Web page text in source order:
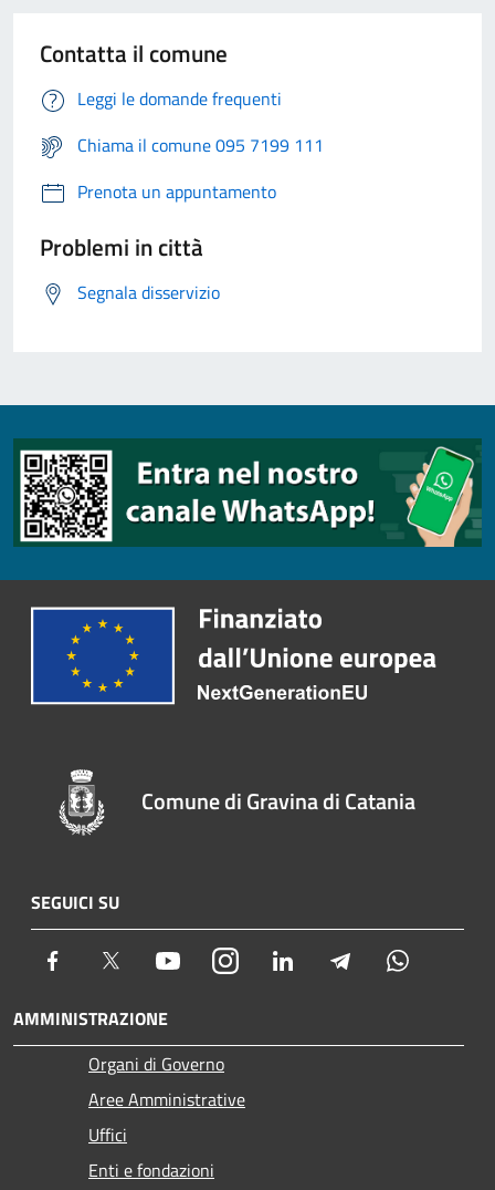
Contatta il comune
Leggi le domande frequenti
Chiama il comune 095 7199 111
Prenota un appuntamento
Problemi in città
Segnala disservizio
Comune di Gravina di Catania
SEGUICI SU
Facebook Twitter YoutubeInstagram LinkedIn Telegram
AMMINISTRAZIONE
Organi di Governo
Aree Amministrative
Uffici
Enti e fondazioni